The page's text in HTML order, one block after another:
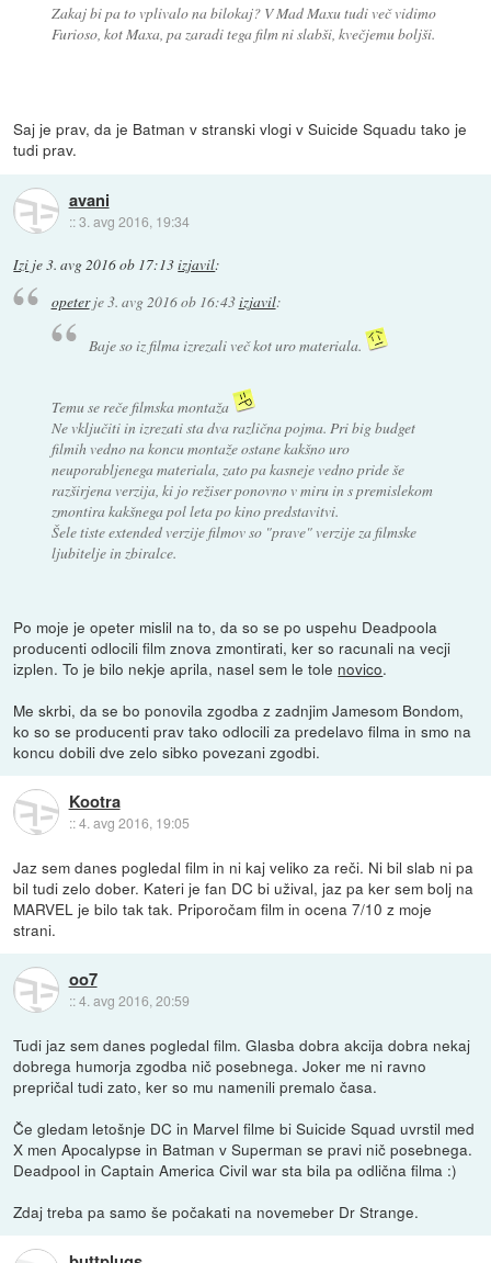
Zakaj bi pa to vplivalo na bilokaj? V Mad Maxu tudi več vidimo
Furioso, kot Maxa, pa zaradi tega film ni slabši, kvečjemu boljši.
Saj je prav, da je Batman v stranski vlogi v Suicide Squadu tako je
tudi prav.
avani
::3. avg 2016, 19:34
Izi je3. avg 2016 ob 17:13izjavil:
opeterje3. avg 2016 ob 16:43izjavil:
Baje so iz filma izrezali več kot uro materiala.
Temu se reče filmska montaža
Ne vključiti in izrezati sta dva različna pojma. Pri big budget
filmih vedno na koncu montaže ostane kakšno uro
neuporabljenega materiala, zato pa kasneje vedno pride še
razširjena verzija, ki jo režiser ponovno v miru in s premislekom
zmontira kakšnega pol leta po kino predstavitvi.
Šele tiste extended verzije filmov so "prave" verzije za filmske
ljubitelje in zbiralce.
Po moje je opeter mislil na to, da so se po uspehu Deadpoola
producenti odlocili film znova zmontirati, ker so racunali na vecji
izplen. To je bilo nekje aprila, nasel sem le tole novico.
Me skrbi, da se bo ponovila zgodba z zadnjim Jamesom Bondom,
ko so se producenti prav tako odlocili za predelavo filma in smo na
koncu dobili dve zelo sibko povezani zgodbi.
Kootra
::4. avg 2016, 19:05
Jaz sem danes pogledal film in ni kaj veliko za reči. Ni bil slab ni pa
bil tudi zelo dober. Kateri je fan DC bi užival, jaz pa ker sem bolj na
MARVEL je bilo tak tak. Priporočam film in ocena 7/10 z moje
strani.
oo7
::4. avg 2016, 20:59
Tudi jaz sem danes pogledal film. Glasba dobra akcija dobra nekaj
dobrega humorja zgodba nič posebnega. Joker me ni ravno
prepričal tudi zato, ker so mu namenili premalo časa.
Če gledam letošnje DC in Marvel filme bi Suicide Squad uvrstil med
X men Apocalypse in Batman v Superman se pravi nič posebnega.
Deadpool in Captain America Civil war sta bila pa odlična filma :)
Zdaj treba pa samo še počakati na novemeber Dr Strange.